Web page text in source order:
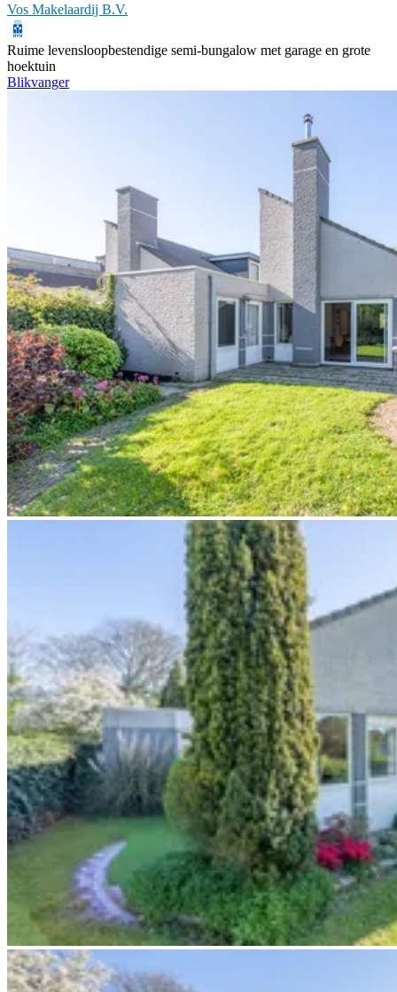
Vos Makelaardij B.V.
Ruime levensloopbestendige semi-bungalow met garage en grote
hoektuin
Blikvanger